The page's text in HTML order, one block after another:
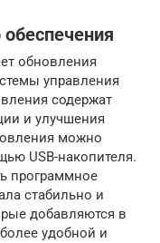
обновления
управления
содержат
и улучшения
можно
USB-накопителя.
программное
стабильно и
добавляются в
удобной и